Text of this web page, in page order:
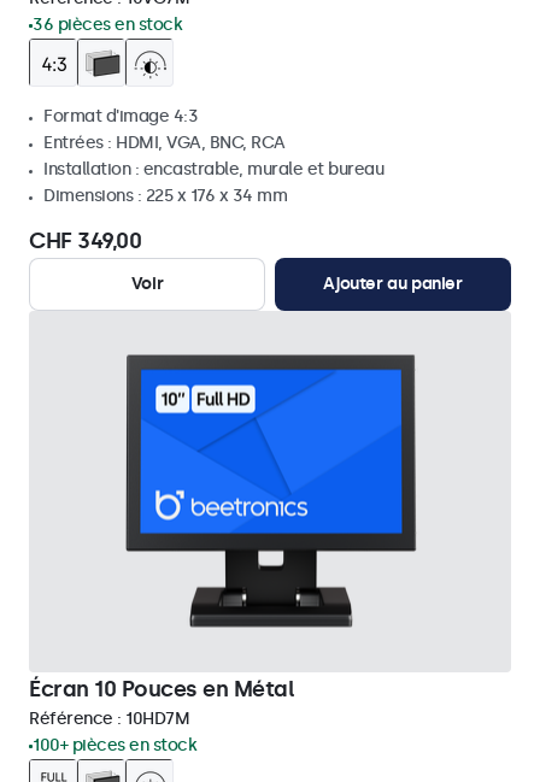
36 pièces en stock
Format d'image 4:3
Entrées : HDMI, VGA, BNC, RCA
Installation : encastrable, murale et bureau
Dimensions : 225 x 176 x 34 mm
CHF 349,00
Voir Ajouter au panier
Écran 10 Pouces en Métal
Référence : 10HD7M
100+ pièces en stock